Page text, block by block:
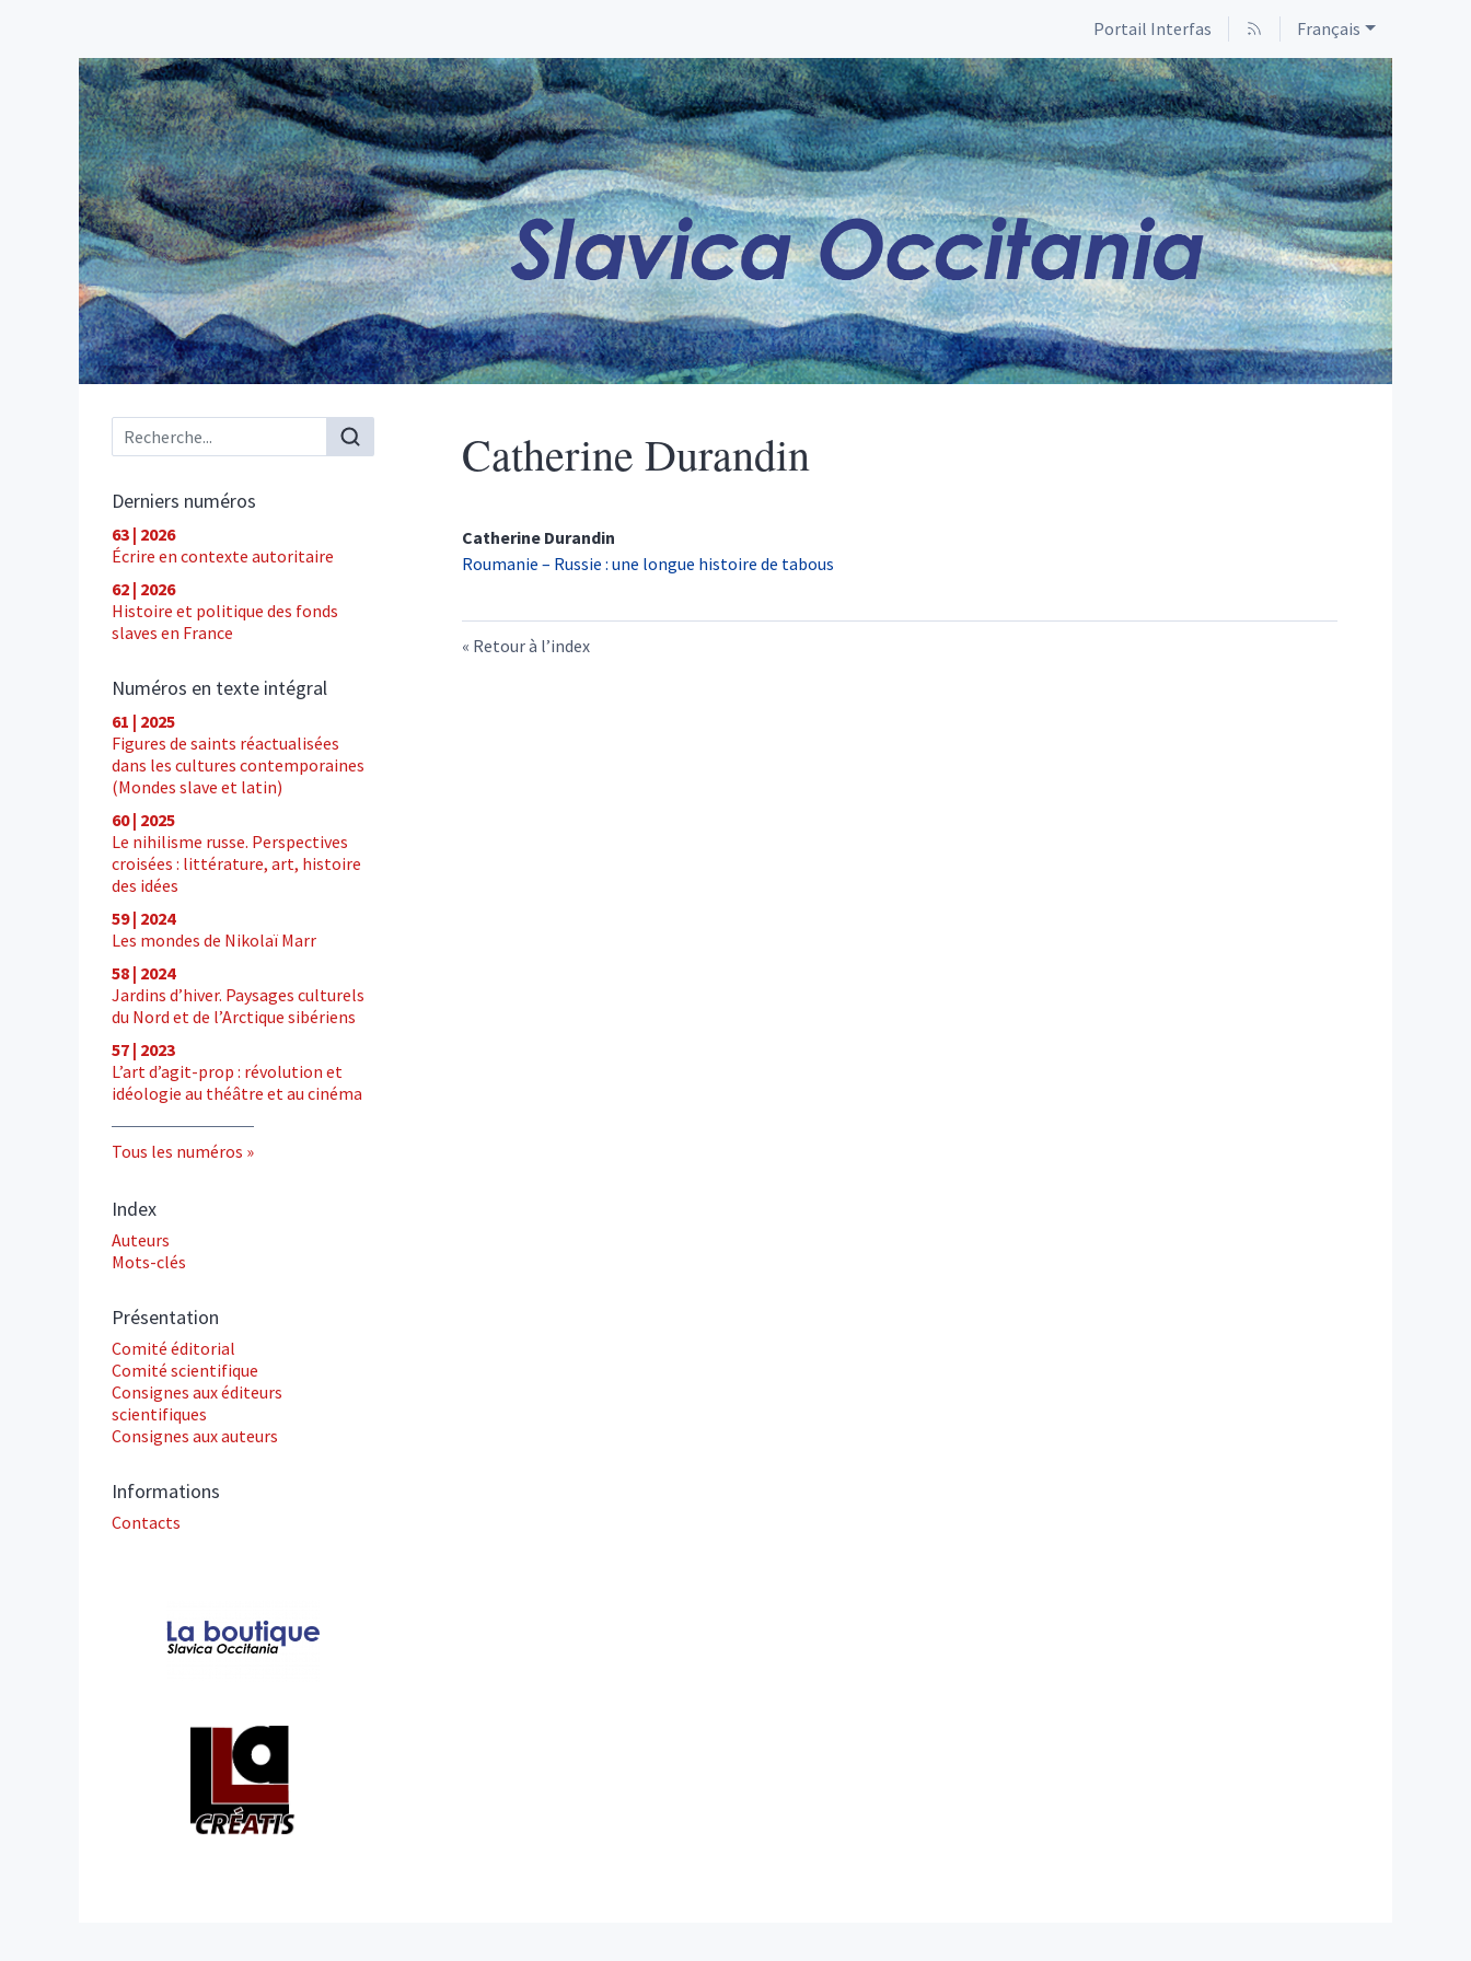
Portail Interfas Français
Menu principal
Derniers numéros
63 | 2026
Écrire en contexte autoritaire
62 | 2026
Histoire et politique des fonds
slaves en France
Numéros en texte intégral
61 | 2025
Figures de saints réactualisées
dans les cultures contemporaines
(Mondes slave et latin)
60 | 2025
Le nihilisme russe. Perspectives
croisées : littérature, art, histoire
des idées
59 | 2024
Les mondes de Nikolaï Marr
58 | 2024
Jardins d’hiver. Paysages culturels
du Nord et de l’Arctique sibériens
57 | 2023
L’art d’agit-prop : révolution et
idéologie au théâtre et au cinéma
Tous les numéros
Index
Auteurs
Mots-clés
Présentation
Comité éditorial
Comité scientifique
Consignes aux éditeurs
scientifiques
Consignes aux auteurs
Informations
Contacts
Catherine Durandin
Catherine Durandin
Roumanie – Russie : une longue histoire de tabous
Retour à l’index